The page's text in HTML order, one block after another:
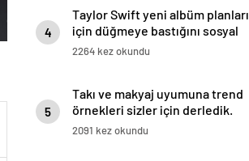
4
Taylor Swift yeni albüm planları
için düğmeye bastığını sosyal
medyadan duyurdu!
2264 kez okundu
5
Takı ve makyaj uyumuna trend
örnekleri sizler için derledik.
2091 kez okundu